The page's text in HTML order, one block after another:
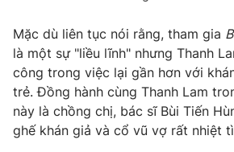
Mặc dù liên tục nói rằng, tham gia
là một sự "liều lĩnh" nhưng Thanh
công trong việc lại gần hơn với
trẻ. Đồng hành cùng Thanh Lam
này là chồng chị, bác sĩ Bùi Tiến
ghế khán giả và cổ vũ vợ rất nhiệt